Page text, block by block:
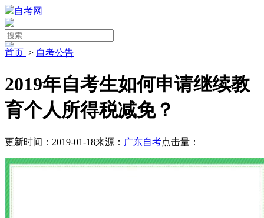
自考网
首页 > 自考公告
2019年自考生如何申请继续教
育个人所得税减免？
更新时间：2019-01-18来源： 广东自考点击量：